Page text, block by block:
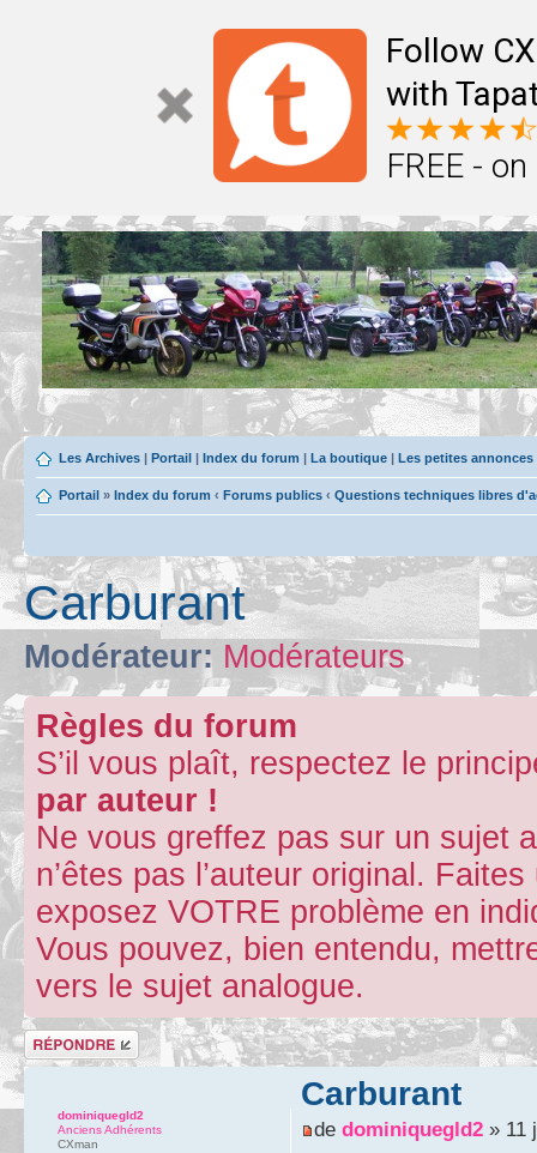
Follow
with
FREE -
Les Archives | Portail | Index du forum | La boutique | Les petites
Portail » Index du forum ‹ Forums publics ‹ Questions techniques libres
Carburant
Modérateur: Modérateurs
Règles du forum
S’il vous plaît, respectez le
par auteur !
Ne vous greffez pas sur un sujet
n’êtes pas l’auteur original.
exposez VOTRE problème en
Vous pouvez, bien entendu,
vers le sujet analogue.
Répondre
Carburant
de dominiquegld2» 11
dominiquegld2
Anciens Adhérents
CXman